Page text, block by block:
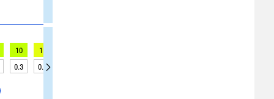
10 11
0.3 0.3